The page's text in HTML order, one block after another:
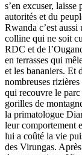
s’en excuser,
autorités et du
Rwanda c’est
colline qui ne soit
RDC et de
en terrasses qui
et les bananiers. Et
nombreuses
qui recouvre le
gorilles de
la primatologue
leur comportement
lui a coûté la vie
des Virungas.